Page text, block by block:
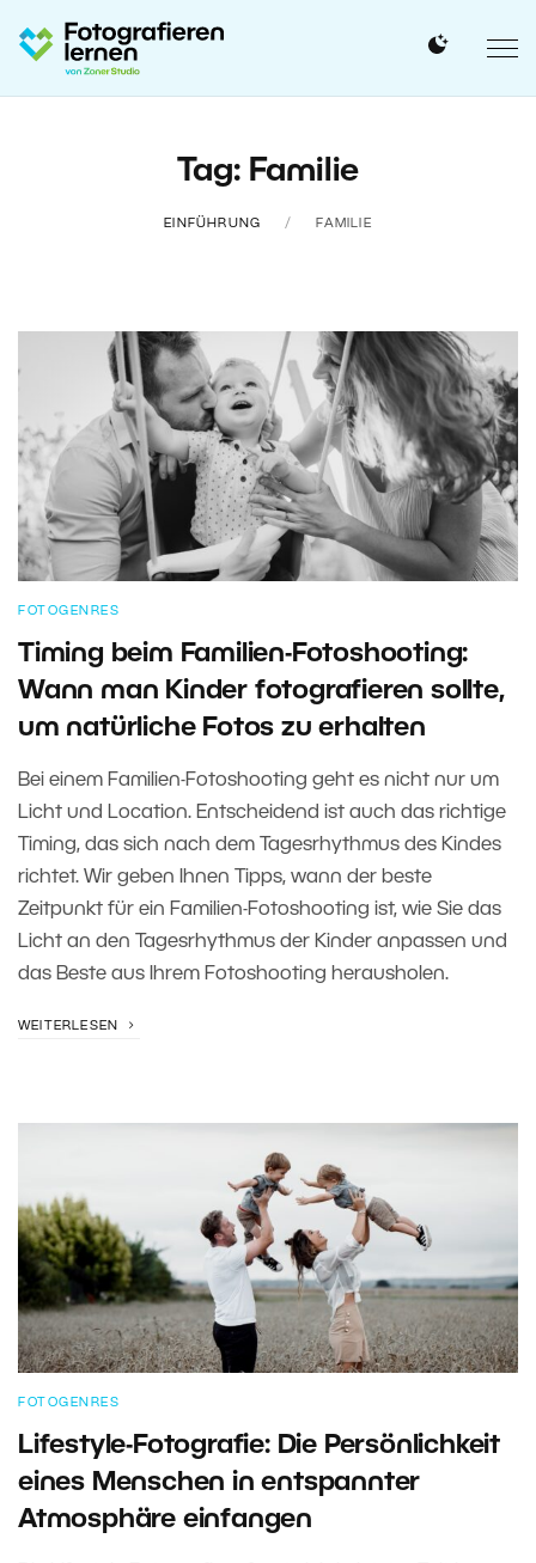
Tag: Familie
EINFÜHRUNG FAMILIE
FOTOGENRES
Timing beim Familien-Fotoshooting:
Wann man Kinder fotografieren sollte,
um natürliche Fotos zu erhalten
Bei einem Familien-Fotoshooting geht es nicht nur um
Licht und Location. Entscheidend ist auch das richtige
Timing, das sich nach dem Tagesrhythmus des Kindes
richtet. Wir geben Ihnen Tipps, wann der beste
Zeitpunkt für ein Familien-Fotoshooting ist, wie Sie das
Licht an den Tagesrhythmus der Kinder anpassen und
das Beste aus Ihrem Fotoshooting herausholen.
WEITERLESEN
FOTOGENRES
Lifestyle-Fotografie: Die Persönlichkeit
eines Menschen in entspannter
Atmosphäre einfangen